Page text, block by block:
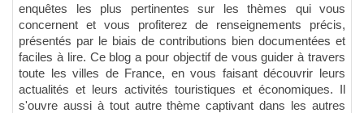
enquêtes les plus pertinentes sur les thèmes qui vous
concernent et vous profiterez de renseignements précis,
présentés par le biais de contributions bien documentées et
faciles à lire. Ce blog a pour objectif de vous guider à travers
toute les villes de France, en vous faisant découvrir leurs
actualités et leurs activités touristiques et économiques. Il
s'ouvre aussi à tout autre thème captivant dans les autres